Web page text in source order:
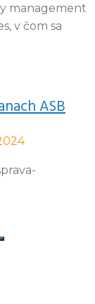
management
v čom sa
ASB